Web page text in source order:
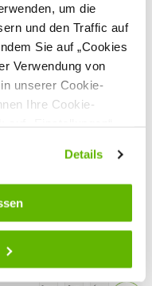
um die
und den Traffic auf
Sie auf „Cookies
Verwendung von
unserer Cookie-
Ihre Cookie-
Details
Gallagher